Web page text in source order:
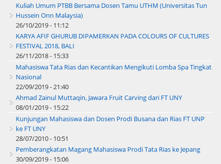
Kuliah Umum PTBB Bersama Dosen Tamu UTHM (Universitas Tun
Hussein Onn Malaysia)
26/10/2019 - 11:12
KARYA AFIF GHURUB DIPAMERKAN PADA COLOURS OF CULTURES
FESTIVAL 2018, BALI
26/11/2018 - 15:33
Mahasiswa Tata Rias dan Kecantikan Mengikuti Lomba Spa Tingkat
Nasional
22/09/2019 - 21:40
Ahmad Zainul Muttaqin, Jawara Fruit Carving dari FT UNY
08/01/2019 - 15:22
Kunjungan Mahasiswa dan Dosen Prodi Busana dan Rias FT UNP
ke FT UNY
28/07/2010 - 10:51
Pemberangkatan Magang Mahasiswa Prodi Tata Rias ke Jepang
30/09/2019 - 15:06